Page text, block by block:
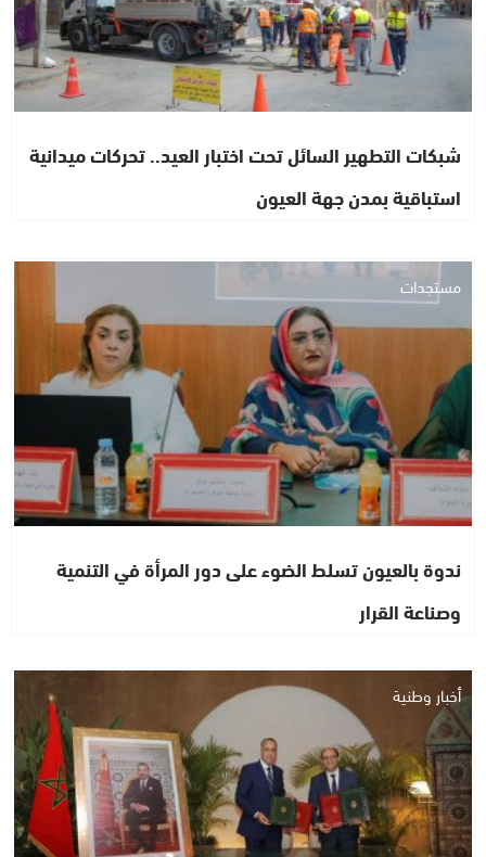
شبكات التطهير السائل تحت اختبار العيد.. تحركات ميدانية
استباقية بمدن جهة العيون
مستجدات
ندوة بالعيون تسلط الضوء على دور المرأة في التنمية
وصناعة القرار
أخبار وطنية